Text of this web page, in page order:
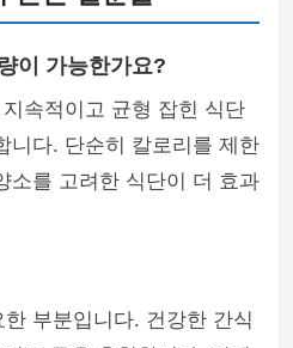
이 가능한가요?
속적이고 균형 잡힌 식단
니다. 단순히 칼로리를 제한
소를 고려한 식단이 더 효과
부분입니다. 건강한 간식